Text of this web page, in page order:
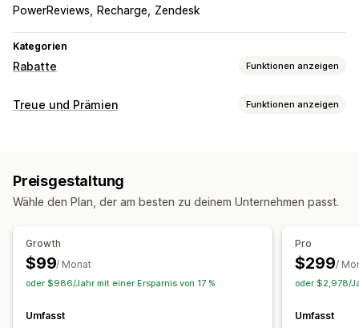
PowerReviews
Recharge Zendesk
Kategorien
Rabatte Funktionen anzeigen
Rabatt-Typen
Rabatte verwalten
Automatisierungen
Tagging
Analysen
APIs und Webhooks
Treue und Prämien Funktionen anzeigen
Affiliate-Programme
Individuelle Programme
Punkte
Kostenloser Versand
Preisgestaltung
Wähle den Plan, der am besten zu deinem Unternehmen passt.
Growth
$99/ Monat
oder $986/Jahr mit einer Ersparnis von 17 %
Umfasst
Pro
$299/
oder $2,978/
Umfasst